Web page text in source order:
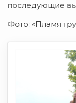
последующие
Фото: «Пламя